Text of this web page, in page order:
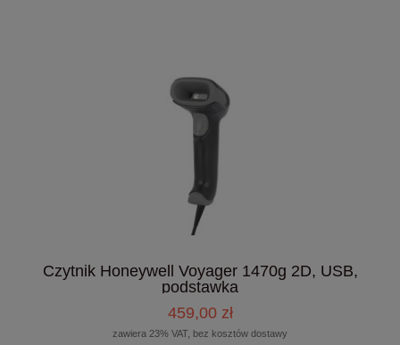
Czytnik Honeywell Voyager 1470g 2D, USB,
podstawka
459,00 zł
zawiera 23% VAT, bez kosztów dostawy